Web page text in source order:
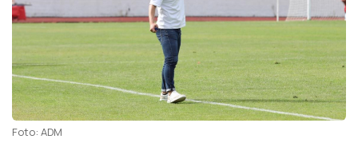
Foto: ADM